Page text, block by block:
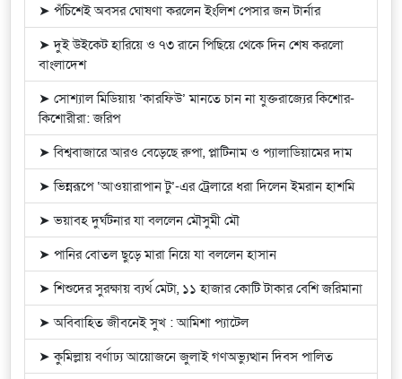
➤ পঁচিশেই অবসর ঘোষণা করলেন ইংলিশ পেসার জন টার্নার
➤ দুই উইকেট হারিয়ে ও ৭৩ রানে পিছিয়ে থেকে দিন শেষ করলো
বাংলাদেশ
➤ সোশ্যাল মিডিয়ায় ‘কারফিউ’ মানতে চান না যুক্তরাজ্যের কিশোর-
কিশোরীরা: জরিপ
➤ বিশ্ববাজারে আরও বেড়েছে রুপা, প্লাটিনাম ও প্যালাডিয়ামের দাম
➤ ভিন্নরূপে ‘আওয়ারাপান টু’-এর ট্রেলারে ধরা দিলেন ইমরান হাশমি
➤ ভয়াবহ দুর্ঘটনার যা বললেন মৌসুমী মৌ
➤ পানির বোতল ছুড়ে মারা নিয়ে যা বললেন হাসান
➤ শিশুদের সুরক্ষায় ব্যর্থ মেটা, ১১ হাজার কোটি টাকার বেশি জরিমানা
➤ অবিবাহিত জীবনেই সুখ : আমিশা প্যাটেল
➤ কুমিল্লায় বর্ণাঢ্য আয়োজনে জুলাই গণঅভ্যুত্থান দিবস পালিত